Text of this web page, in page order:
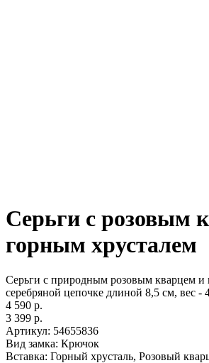
Серьги с розовым
горным хрусталем
Серьги с природным розовым кварцем и
серебряной цепочке длиной 8,5 см, вес -
4 590 р.
3 399 р.
Артикул: 54655836
Вид замка: Крючок
Вставка: Горный хрусталь, Розовый